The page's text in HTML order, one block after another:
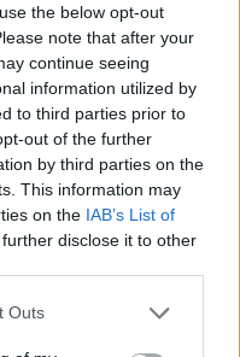
the below opt-out
note that after your
continue seeing
information utilized by
to third parties prior to
out of the further
by third parties on the
This information may
on the IAB’s List of
disclose it to other
Outs